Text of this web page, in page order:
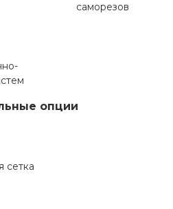
саморезов
опции
сетка